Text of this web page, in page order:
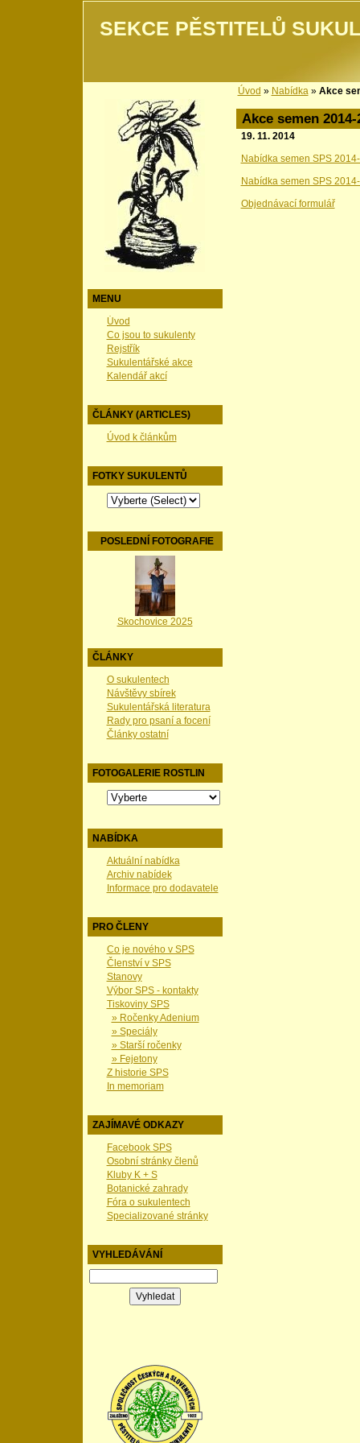
SEKCE PĚSTITELŮ
MENU
Úvod
Co jsou to sukulenty
Rejstřík
Sukulentářské akce
Kalendář akcí
ČLÁNKY (ARTICLES)
Úvod k článkům
FOTKY SUKULENTŮ
POSLEDNÍ FOTOGRAFIE
Skochovice 2025
ČLÁNKY
O sukulentech
Návštěvy sbírek
Sukulentářská literatura
Rady pro psaní a focení
Články ostatní
FOTOGALERIE ROSTLIN
NABÍDKA
Aktuální nabídka
Archiv nabídek
Informace pro dodavatele
PRO ČLENY
Co je nového v SPS
Členství v SPS
Stanovy
Výbor SPS - kontakty
Tiskoviny SPS
» Ročenky Adenium
» Speciály
» Starší ročenky
» Fejetony
Z historie SPS
In memoriam
ZAJÍMAVÉ ODKAZY
Facebook SPS
Osobní stránky členů
Kluby K + S
Botanické zahrady
Fóra o sukulentech
Specializované stránky
VYHLEDÁVÁNÍ
Úvod » Nabídka» Akce
Akce semen 2014-
19. 11. 2014
Nabídka semen SPS
Nabídka semen SPS
Objednávací formulář